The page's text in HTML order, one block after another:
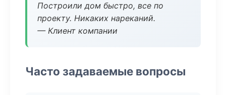
Построили дом быстро, все по
проекту. Никаких нареканий.
— Клиент компании
Часто задаваемые вопросы